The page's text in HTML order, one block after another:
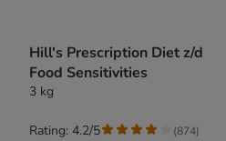
Hill's Prescription Diet z/d
Food Sensitivities
3 kg
Rating: 4.2/5 (874)